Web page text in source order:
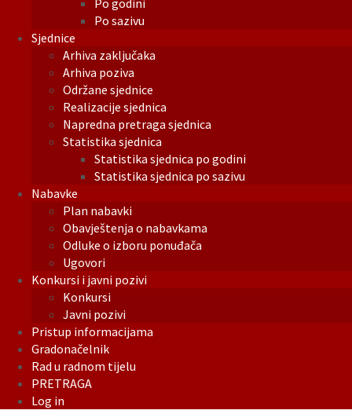
Po godini
Po sazivu
Sjednice
Arhiva zaključaka
Arhiva poziva
Održane sjednice
Realizacije sjednica
Napredna pretraga sjednica
Statistika sjednica
Statistika sjednica po godini
Statistika sjednica po sazivu
Nabavke
Plan nabavki
Obavještenja o nabavkama
Odluke o izboru ponuđača
Ugovori
Konkursi i javni pozivi
Konkursi
Javni pozivi
Pristup informacijama
Gradonačelnik
Rad u radnom tijelu
PRETRAGA
Log in